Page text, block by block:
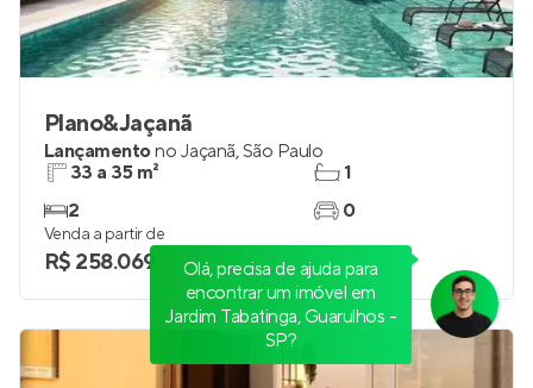
Plano&Jaçanã
Lançamentono Jaçanã,São Paulo
33 a 35 m²
2
1
0
Venda a partir de
R$ 258.069
Olá, precisa de ajuda para
encontrar um imóvel em
Jardim Tabatinga, Guarulhos -
SP?